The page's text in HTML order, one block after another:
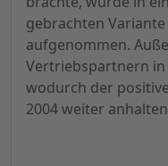
gebrachten
aufgenommen.
Vertriebspartnern
wodurch der
2004 weiter